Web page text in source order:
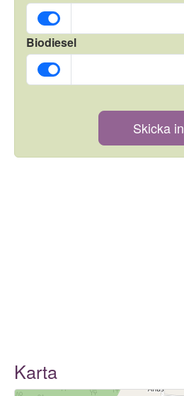
Biodiesel
Skicka in
Karta